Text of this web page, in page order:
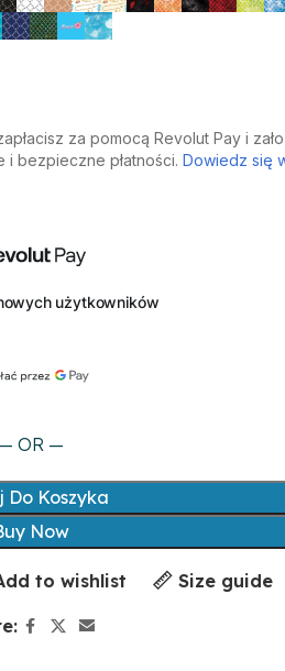
— OR —
Do Koszyka
Now
to wishlist Size guide